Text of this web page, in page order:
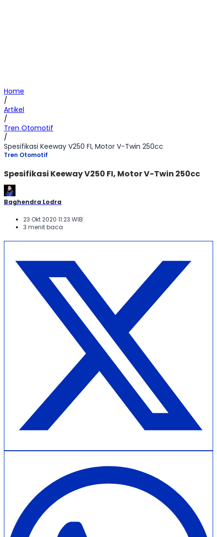
Home
/
Artikel
/
Tren Otomotif
/
Spesifikasi Keeway V250 FI, Motor V-Twin 250cc
Tren Otomotif
Spesifikasi Keeway V250 FI, Motor V-Twin 250cc
Baghendra Lodra
23 Okt 2020 11:23 WIB
3 menit baca